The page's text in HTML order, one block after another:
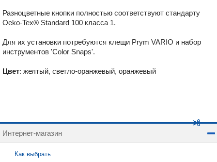
Разноцветные кнопки полностью соответствуют стандарту
Oeko-Tex® Standard 100 класса 1.
Для их установки потребуются клещи Prym VARIO и набор
инструментов ʹColor Snapsʹ.
Цвет: желтый, светло-оранжевый, оранжевый
Интернет-магазин
Как выбрать